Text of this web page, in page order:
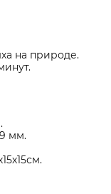
на природе.
мм.